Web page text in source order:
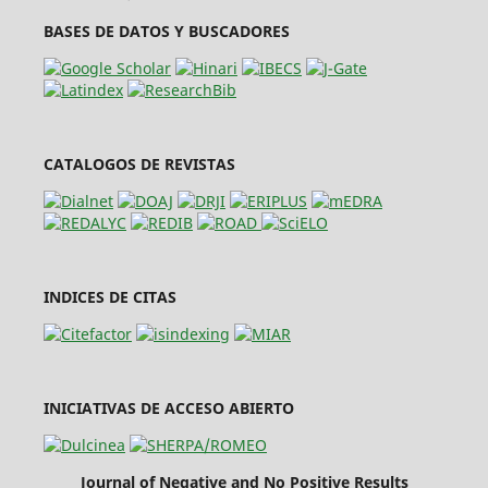
BASES DE DATOS Y BUSCADORES
CATALOGOS DE REVISTAS
INDICES DE CITAS
INICIATIVAS DE ACCESO ABIERTO
Journal of Negative and No Positive Results